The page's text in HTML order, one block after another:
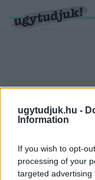
ugytudjuk.hu -
Information
If you wish to opt-
processing of your
targeted
46 hír találató a(z)
LEÉGETT